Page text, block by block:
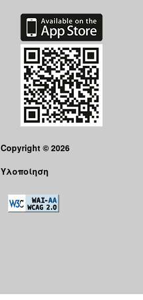
Copyright © 2026
Υλοποίηση